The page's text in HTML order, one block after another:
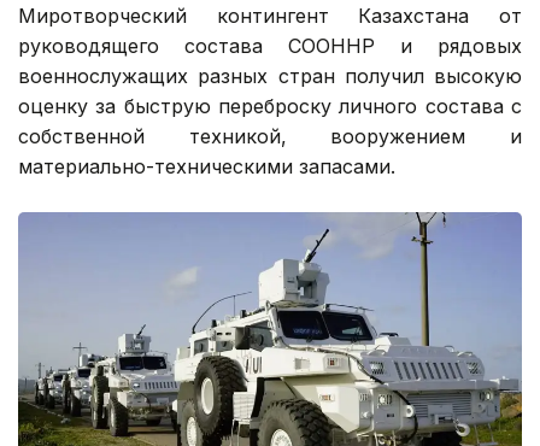
Миротворческий контингент Казахстана от
руководящего состава СООННР и рядовых
военнослужащих разных стран получил высокую
оценку за быструю переброску личного состава с
собственной техникой, вооружением и
материально-техническими запасами.